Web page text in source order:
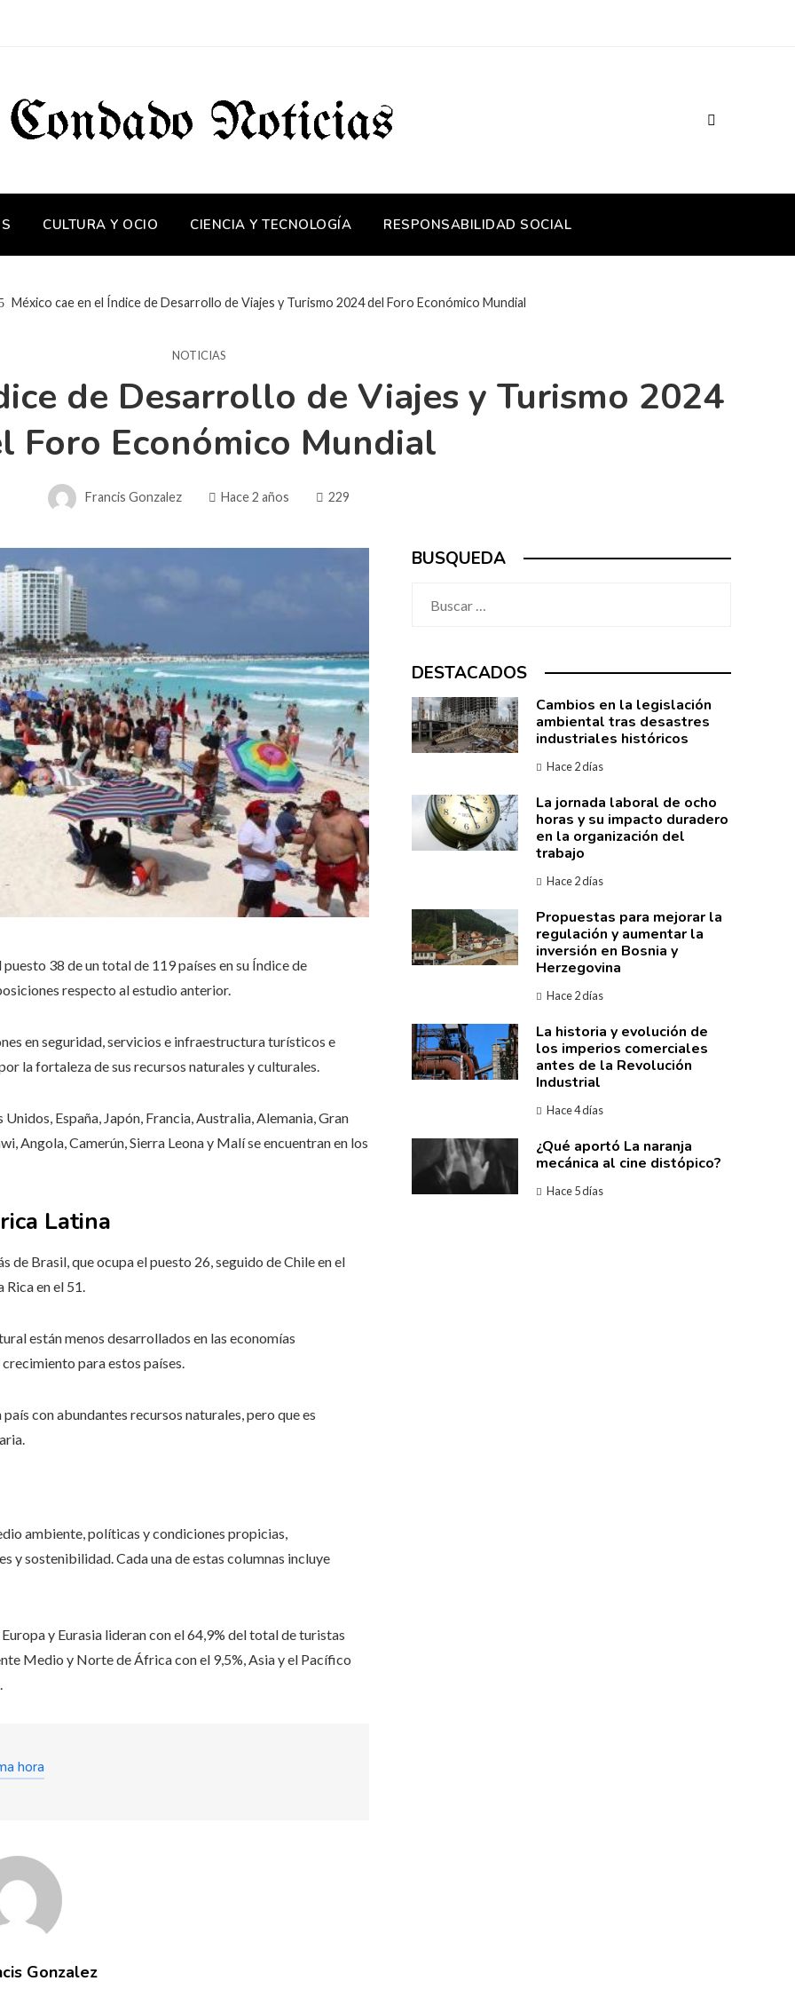
CULTURA Y OCIO CIENCIA Y TECNOLOGÍA RESPONSABILIDAD SOCIAL
México cae en el Índice de Desarrollo de Viajes y Turismo 2024 del Foro Económico Mundial
NOTICIAS
de Desarrollo de Viajes y Turismo 2024
Foro Económico Mundial
Francis Gonzalez Hace 2 años 229
38 de un total de 119 países en su Índice de
respecto al estudio anterior.
en seguridad, servicios e infraestructura turísticos e
la fortaleza de sus recursos naturales y culturales.
España, Japón, Francia, Australia, Alemania, Gran
Angola, Camerún, Sierra Leona y Malí se encuentran en los
Latina
Brasil, que ocupa el puesto 26, seguido de Chile en el
en el 51.
están menos desarrollados en las economías
para estos países.
con abundantes recursos naturales, pero que es
ambiente, políticas y condiciones propicias,
y sostenibilidad. Cada una de estas columnas incluye
y Eurasia lideran con el 64,9% del total de turistas
Medio y Norte de África con el 9,5%, Asia y el Pacífico
hora
Gonzalez
BUSQUEDA
DESTACADOS
Cambios en la legislación
ambiental tras desastres
industriales históricos
Hace 2 días
La jornada laboral de ocho
horas y su impacto duradero
en la organización del
trabajo
Hace 2 días
Propuestas para mejorar la
regulación y aumentar la
inversión en Bosnia y
Herzegovina
Hace 2 días
La historia y evolución de
los imperios comerciales
antes de la Revolución
Industrial
Hace 4 días
¿Qué aportó La naranja
mecánica al cine distópico?
Hace 5 días